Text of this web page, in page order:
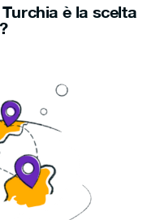
è la scelta